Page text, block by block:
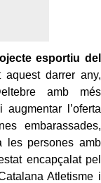
esportiu del
darrer any,
amb més
l’oferta
embarassades,
persones amb
encapçalat pel
Atletisme i